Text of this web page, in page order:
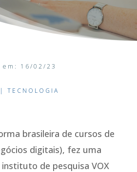
em: 16/02/23
| TECNOLOGIA
brasileira de cursos de
digitais), fez uma
de pesquisa VOX